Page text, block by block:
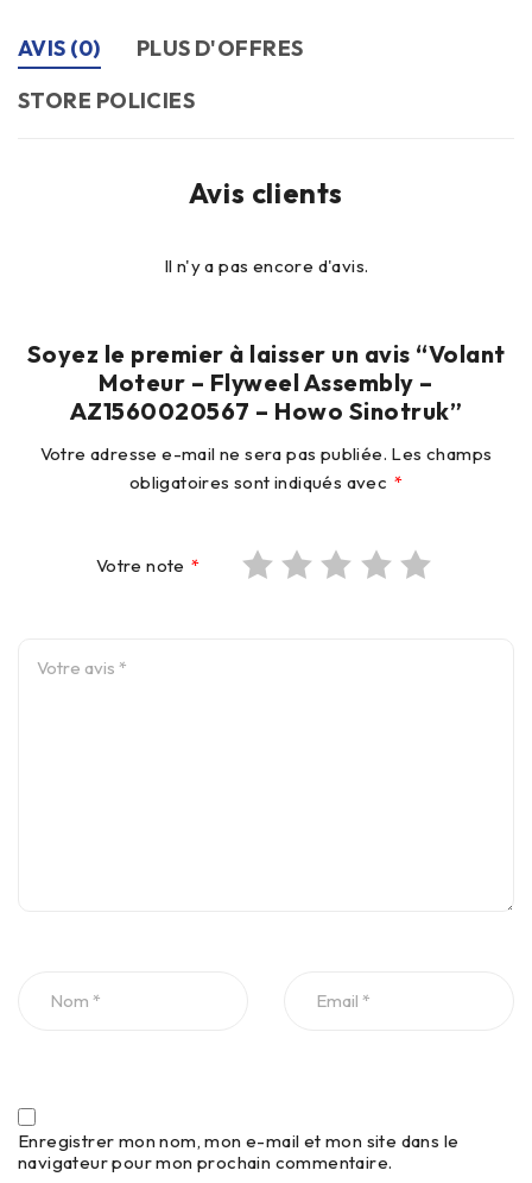
AVIS (0)
PLUS D'OFFRES
STORE POLICIES
Avis clients
Il n'y a pas encore d'avis.
Soyez le premier à laisser un avis “Volant
Moteur – Flyweel Assembly –
AZ1560020567 – Howo Sinotruk”
Votre adresse e-mail ne sera pas publiée. Les champs
obligatoires sont indiqués avec *
Votre note *
Enregistrer mon nom, mon e-mail et mon site dans le
navigateur pour mon prochain commentaire.